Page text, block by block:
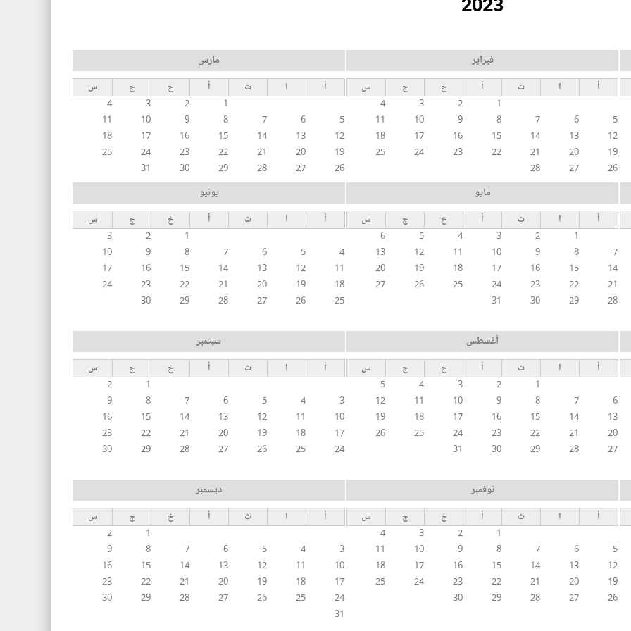
فبراير
أ ا ث أ خ ج
س
1
2
3
4
5
6
7
8
9
10
11
12
13
14
15
16
17
18
19
20
21
22
23
24
25
26
27
28
مارس
أ ا ث أ خ ج
س
1
2
3
4
5
6
7
8
9
10
11
12
13
14
15
16
17
18
19
20
21
22
23
24
25
26
27
28
29
30
31
مايو
أ ا ث أ خ ج
س
1
2
3
4
5
6
7
8
9
10
11
12
13
14
15
16
17
18
19
20
21
22
23
24
25
26
27
28
29
30
31
يونيو
أ ا ث أ خ ج
س
1
2
3
4
5
6
7
8
9
10
11
12
13
14
15
16
17
18
19
20
21
22
23
24
25
26
27
28
29
30
أغسطس
أ ا ث أ خ ج
س
1
2
3
4
5
6
7
8
9
10
11
12
13
14
15
16
17
18
19
20
21
22
23
24
25
26
27
28
29
30
31
سبتمبر
أ ا ث أ خ ج
س
1
2
3
4
5
6
7
8
9
10
11
12
13
14
15
16
17
18
19
20
21
22
23
24
25
26
27
28
29
30
نوفمبر
أ ا ث أ خ ج
س
1
2
3
4
5
6
7
8
9
10
11
12
13
14
15
16
17
18
19
20
21
22
23
24
25
26
27
28
29
30
ديسمبر
أ ا ث أ خ ج
س
1
2
3
4
5
6
7
8
9
10
11
12
13
14
15
16
17
18
19
20
21
22
23
24
25
26
27
28
29
30
31